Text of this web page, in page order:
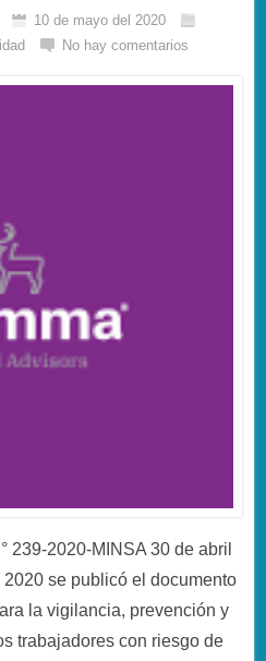
10 de mayo del 2020
No hay comentarios
239-2020-MINSA 30 de abril
se publicó el documento
la vigilancia, prevención y
trabajadores con riesgo de